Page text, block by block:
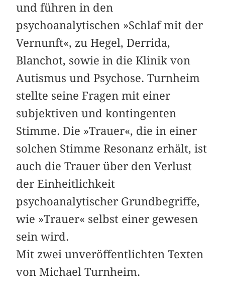
und führen in den
psychoanalytischen »Schlaf mit der
Vernunft«, zu Hegel, Derrida,
Blanchot, sowie in die Klinik von
Autismus und Psychose. Turnheim
stellte seine Fragen mit einer
subjektiven und kontingenten
Stimme. Die »Trauer«, die in einer
solchen Stimme Resonanz erhält, ist
auch die Trauer über den Verlust
der Einheitlichkeit
psychoanalytischer Grundbegriffe,
wie »Trauer« selbst einer gewesen
sein wird.
Mit zwei unveröffentlichten Texten
von Michael Turnheim.